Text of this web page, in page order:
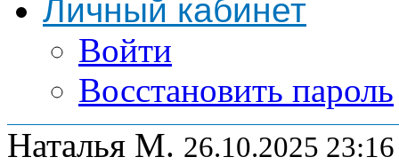
Личный кабинет
Войти
Восстановить пароль
Наталья М. 26.10.2025 23:16